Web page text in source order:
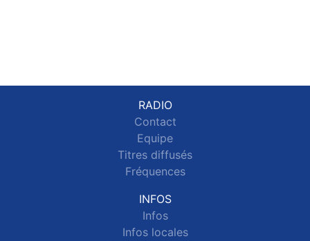
RADIO
Contact
Equipe
Titres diffusés
Fréquences
INFOS
Infos
Infos locales